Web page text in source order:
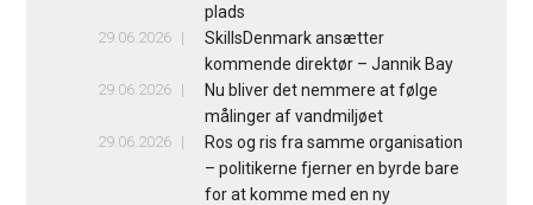
plads
29.06.2026
SkillsDenmark ansætter
kommende direktør – Jannik Bay
29.06.2026
Nu bliver det nemmere at følge
målinger af vandmiljøet
29.06.2026
Ros og ris fra samme organisation
– politikerne fjerner en byrde bare
for at komme med en ny